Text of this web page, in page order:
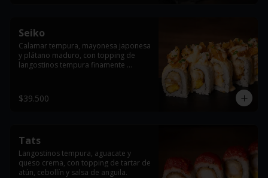
Seiko
Calamar tempura, mayonesa japonesa
y plátano maduro, con topping de
langostinos tempura finamente
$39.500
Tats
Langostinos tempura, aguacate y
queso crema, con topping de tartar de
atún, cebollín y salsa de anguila.